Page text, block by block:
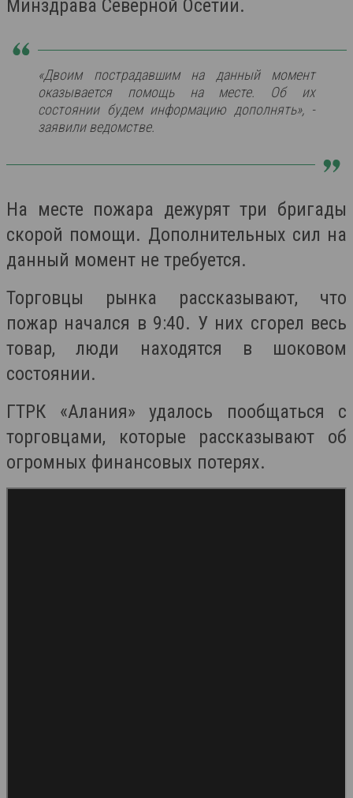
Минздрава Северной Осетии.
«Двоим пострадавшим на данный момент
оказывается помощь на месте. Об их
состоянии будем информацию дополнять», -
заявили ведомстве.
На месте пожара дежурят три бригады
скорой помощи. Дополнительных сил на
данный момент не требуется.
Торговцы рынка рассказывают, что
пожар начался в 9:40. У них сгорел весь
товар, люди находятся в шоковом
состоянии.
ГТРК «Алания» удалось пообщаться с
торговцами, которые рассказывают об
огромных финансовых потерях.